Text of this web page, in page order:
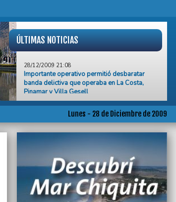
ÚLTIMAS NOTICIAS
Importante operativo permitió desbaratar
banda delictiva que operaba en La Costa,
Pinamar y Villa Gesell
28/12/2009 16:26
Alejandra Urdampilleta asumió en la
Subsecretaría para la Integración
Una marplatense que reside en el extranjero
28/12/2009 13:50
Indiana Cubero tuvo su bautismo de mar
Lunes - 28 de Diciembre de 2009